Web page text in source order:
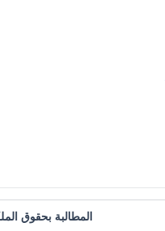
المطالبة بحقوق